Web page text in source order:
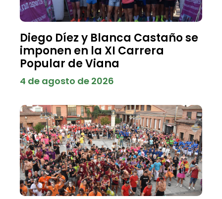
Diego Díez y Blanca Castaño se
imponen en la XI Carrera
Popular de Viana
4 de agosto de 2026